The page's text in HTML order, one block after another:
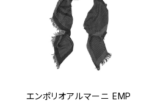
エンポリオアルマーニ EMP